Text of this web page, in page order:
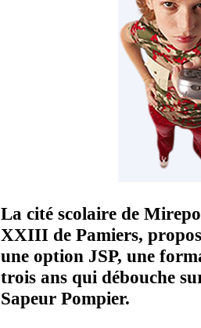
La cité scolaire de
XXIII de Pamiers,
une option JSP, une
trois ans qui débouche
Sapeur Pompier.